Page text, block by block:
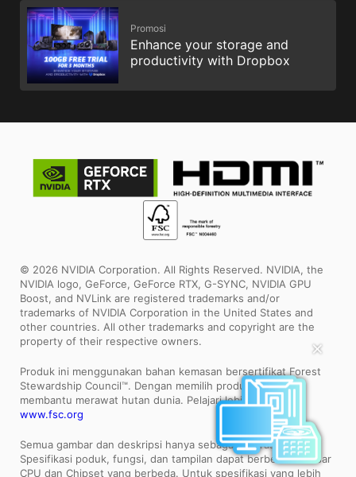
✕
Promosi
Enhance your storage and
productivity with Dropbox
© 2026 NVIDIA Corporation. All Rights Reserved. NVIDIA, the
NVIDIA logo, GeForce, GeForce RTX, G-SYNC, NVIDIA GPU
Boost, and NVLink are registered trademarks and/or
trademarks of NVIDIA Corporation in the United States and
other countries. All other trademarks and copyright are the
property of their respective owners.
Produk ini menggunakan bahan kemasan bersertifikat Forest
Stewardship Council™. Dengan memilih produk ini, Anda
membantu merawat hutan dunia. Pelajari lebih lanjut:
www.fsc.org
Semua gambar dan deskripsi hanya sebagai ilustrasi saja.
Spesifikasi poduk, fungsi, dan tampilan dapat berbeda bedasar
CPU dan Chipset yang berbeda. Untuk spesifikasi yang lebih